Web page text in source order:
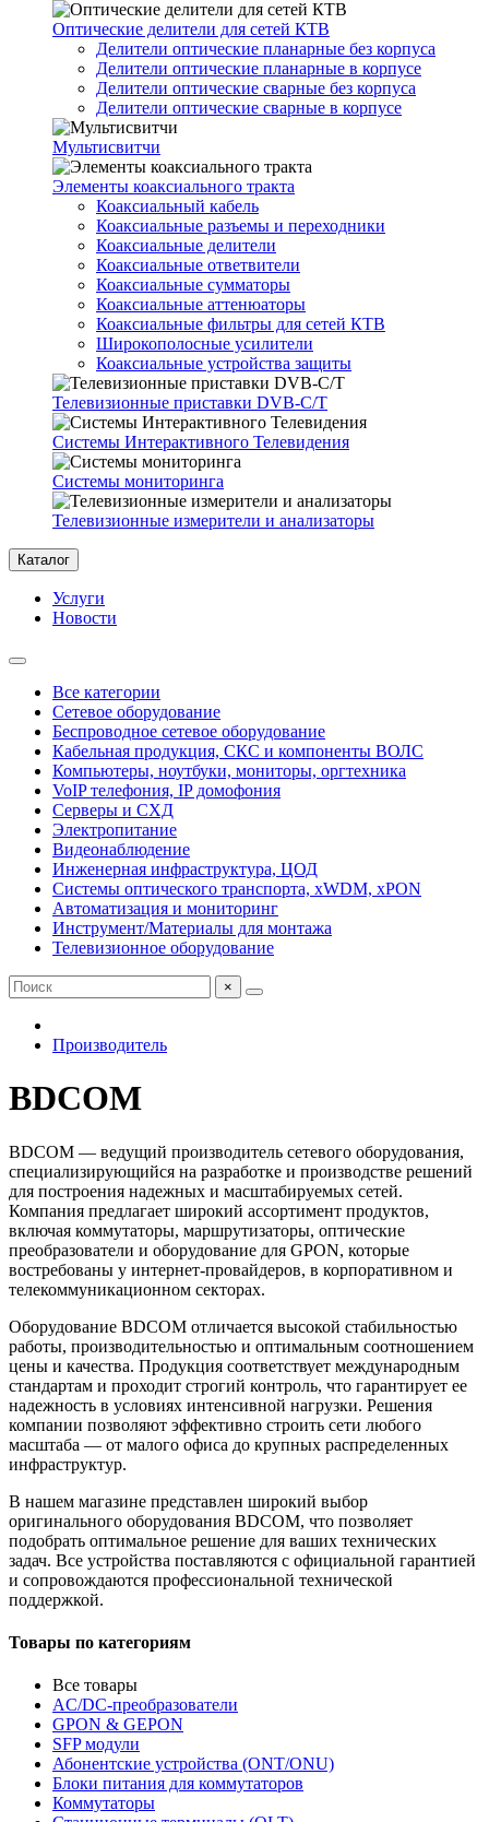
Оптические делители для сетей КТВ
Делители оптические планарные без корпуса
Делители оптические планарные в корпусе
Делители оптические сварные без корпуса
Делители оптические сварные в корпусе
Мультисвитчи
Элементы коаксиального тракта
Коаксиальный кабель
Коаксиальные разъемы и переходники
Коаксиальные делители
Коаксиальные ответвители
Коаксиальные сумматоры
Коаксиальные аттенюаторы
Коаксиальные фильтры для сетей КТВ
Широкополосные усилители
Коаксиальные устройства защиты
Телевизионные приставки DVB-C/T
Системы Интерактивного Телевидения
Системы мониторинга
Телевизионные измерители и анализаторы
Каталог
Услуги
Новости
Все категории
Сетевое оборудование
Беспроводное сетевое оборудование
Кабельная продукция, СКС и компоненты ВОЛС
Компьютеры, ноутбуки, мониторы, оргтехника
VoIP телефония, IP домофония
Серверы и СХД
Электропитание
Видеонаблюдение
Инженерная инфраструктура, ЦОД
Системы оптического транспорта, xWDM, xPON
Автоматизация и мониторинг
Инструмент/Материалы для монтажа
Телевизионное оборудование
×
Производитель
BDCOM
BDCOM — ведущий производитель сетевого оборудования,
специализирующийся на разработке и производстве решений
для построения надежных и масштабируемых сетей.
Компания предлагает широкий ассортимент продуктов,
включая коммутаторы, маршрутизаторы, оптические
преобразователи и оборудование для GPON, которые
востребованы у интернет-провайдеров, в корпоративном и
телекоммуникационном секторах.
Оборудование BDCOM отличается высокой стабильностью
работы, производительностью и оптимальным соотношением
цены и качества. Продукция соответствует международным
стандартам и проходит строгий контроль, что гарантирует ее
надежность в условиях интенсивной нагрузки. Решения
компании позволяют эффективно строить сети любого
масштаба — от малого офиса до крупных распределенных
инфраструктур.
В нашем магазине представлен широкий выбор
оригинального оборудования BDCOM, что позволяет
подобрать оптимальное решение для ваших технических
задач. Все устройства поставляются с официальной гарантией
и сопровождаются профессиональной технической
поддержкой.
Товары по категориям
Все товары
AC/DC-преобразователи
GPON & GEPON
SFP модули
Абонентские устройства (ONT/ONU)
Блоки питания для коммутаторов
Коммутаторы